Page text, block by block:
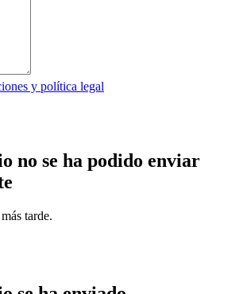
y política legal
no se ha podido enviar
tarde.